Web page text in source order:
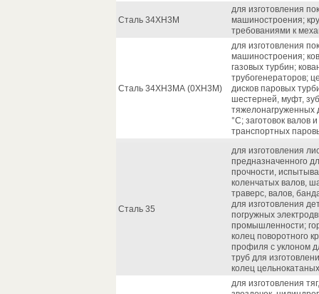
Сталь 34ХН3М
для изготовления
машиностроения;
требованиями к
Сталь 34ХН3МА (0ХН3М)
для изготовления
машиностроения;
газовых турбин;
трубогенераторов;
дисков паровых
шестерней, муфт,
тяжелонагруженных
°С; заготовок валов
транспортных
Сталь 35
для изготовления
предназначенного
прочности,
коленчатых валов,
траверс, валов,
для изготовления
погружных
промышленности;
колец поворотного
профиля с уклоном
труб для
колец
для изготовления